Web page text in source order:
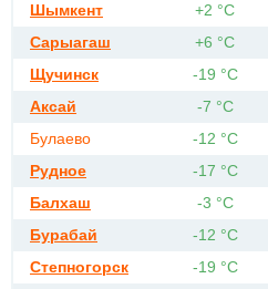
Шымкент
+2 °С
Сарыагаш
+6 °С
Щучинск
-19 °С
Аксай
-7 °С
Булаево
-12 °С
Рудное
-17 °С
Балхаш
-3 °С
Бурабай
-12 °С
Степногорск
-19 °С